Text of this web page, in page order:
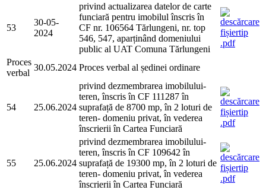
53
30-05-
2024
privind actualizarea datelor de carte
funciară pentru imobilul înscris în
CF nr. 106564 Tărlungeni, nr. top
546, 547, aparținând domeniului
public al UAT Comuna Tărlungeni
Proces
verbal
30.05.2024 Proces verbal al ședinei ordinare
54 25.06.2024
privind dezmembrarea imobilului-
teren, înscris în CF 111287 în
suprafață de 8700 mp, în 2 loturi de
teren- domeniu privat, în vederea
înscrierii în Cartea Funciară
55 25.06.2024
privind dezmembrarea imobilului-
teren, înscris în CF 109642 în
suprafață de 19300 mp, în 2 loturi de
teren- domeniu privat, în vederea
înscrierii în Cartea Funciară